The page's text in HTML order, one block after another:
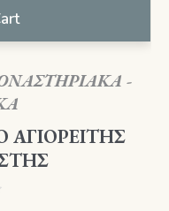
-
ΑΓΙΟΡΕΙΤΗΣ